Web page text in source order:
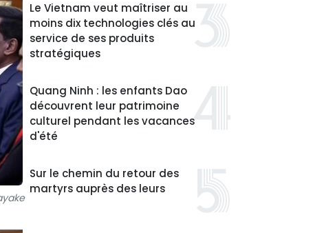
Le Vietnam veut maîtriser au
moins dix technologies clés au
service de ses produits
stratégiques
Quang Ninh : les enfants Dao
découvrent leur patrimoine
culturel pendant les vacances
d'été
Sur le chemin du retour des
martyrs auprès des leurs